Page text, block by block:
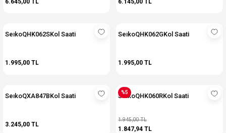
SeıkoQHK062SKol Saati
1.995,00 TL
SeıkoQHK062GKol Saati
1.995,00 TL
SeıkoQXA847BKol Saati
3.245,00 TL
%5
SeıkoQHK060RKol Saati
1.945,00 TL
1.847,94 TL